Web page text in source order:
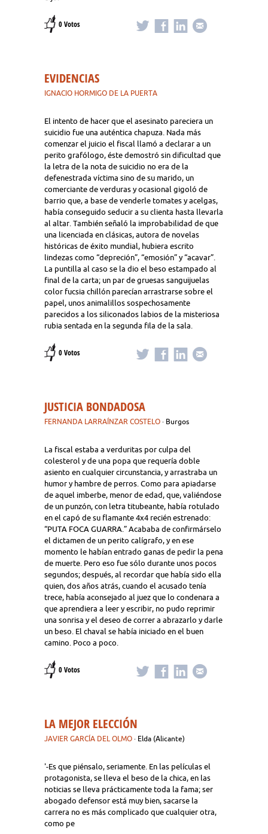
0 Votos
EVIDENCIAS
IGNACIO HORMIGO DE LA PUERTA
El intento de hacer que el asesinato pareciera un
suicidio fue una auténtica chapuza. Nada más
comenzar el juicio el fiscal llamó a declarar a un
perito grafólogo, éste demostró sin dificultad que
la letra de la nota de suicidio no era de la
defenestrada víctima sino de su marido, un
comerciante de verduras y ocasional gigoló de
barrio que, a base de venderle tomates y acelgas,
había conseguido seducir a su clienta hasta llevarla
al altar. También señaló la improbabilidad de que
una licenciada en clásicas, autora de novelas
históricas de éxito mundial, hubiera escrito
lindezas como “depreción”, “emosión” y “acavar”.
La puntilla al caso se la dio el beso estampado al
final de la carta; un par de gruesas sanguijuelas
color fucsia chillón parecían arrastrarse sobre el
papel, unos animalillos sospechosamente
parecidos a los siliconados labios de la misteriosa
rubia sentada en la segunda fila de la sala.
0 Votos
JUSTICIA BONDADOSA
FERNANDA LARRAÍNZAR COSTELO · Burgos
La fiscal estaba a verduritas por culpa del
colesterol y de una popa que requería doble
asiento en cualquier circunstancia, y arrastraba un
humor y hambre de perros. Como para apiadarse
de aquel imberbe, menor de edad, que, valiéndose
de un punzón, con letra titubeante, había rotulado
en el capó de su flamante 4x4 recién estrenado:
“PUTA FOCA GUARRA.” Acababa de confirmárselo
el dictamen de un perito calígrafo, y en ese
momento le habían entrado ganas de pedir la pena
de muerte. Pero eso fue sólo durante unos pocos
segundos; después, al recordar que había sido ella
quien, dos años atrás, cuando el acusado tenía
trece, había aconsejado al juez que lo condenara a
que aprendiera a leer y escribir, no pudo reprimir
una sonrisa y el deseo de correr a abrazarlo y darle
un beso. El chaval se había iniciado en el buen
camino. Poco a poco.
0 Votos
LA MEJOR ELECCIÓN
JAVIER GARCÍA DEL OLMO · Elda (Alicante)
'-Es que piénsalo, seriamente. En las películas el
protagonista, se lleva el beso de la chica, en las
noticias se lleva prácticamente toda la fama; ser
abogado defensor está muy bien, sacarse la
carrera no es más complicado que cualquier otra,
como pe